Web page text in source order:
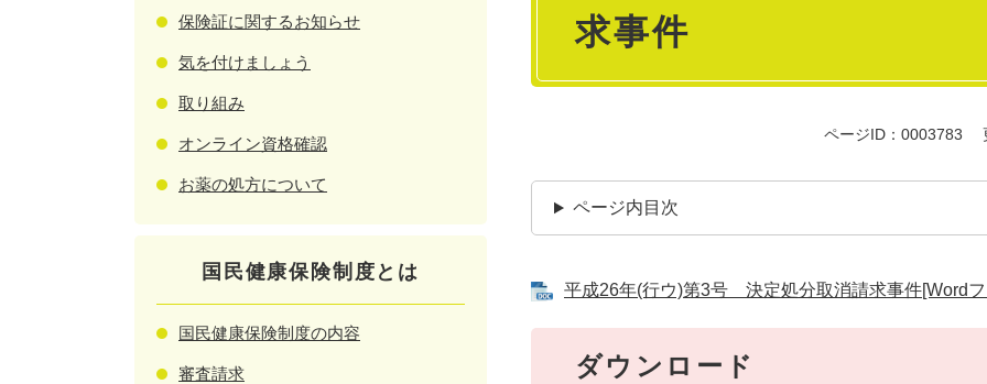
求事件
ページID：0003783
ページ内目次
平成26年(行ウ)第3号 決定処分取消請求事件[Word
ダウンロード
保険証に関するお知らせ
気を付けましょう
取り組み
オンライン資格確認
お薬の処方について
国民健康保険制度とは
国民健康保険制度の内容
審査請求